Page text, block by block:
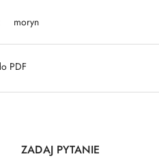
moryn
PDF
ZADAJ PYTANIE